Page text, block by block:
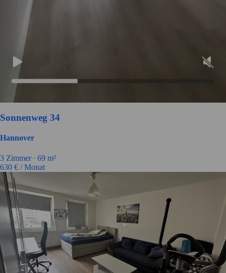
Sonnenweg 34
Hannover
3 Zimmer ∙ 69 m²
630 € / Monat